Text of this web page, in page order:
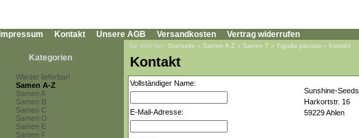
Impressum Kontakt Unsere AGB Versandkosten Vertrag widerrufen
Kategorien
Wieder lieferbar!
Samen A-Z
Samen A
Samen B
Samen C
Samen D
Samen E
Samen F
Sie sind hier: Startseite » Samen A-Z » Samen T » Tigridia pavonia » Kontakt
Kontakt
Vollständiger Name:
Sunshine-Seeds
Harkortstr. 16
59229 Ahlen
E-Mail-Adresse: